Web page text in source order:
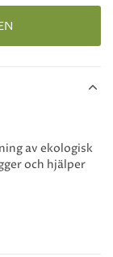
av ekologisk
och hjälper